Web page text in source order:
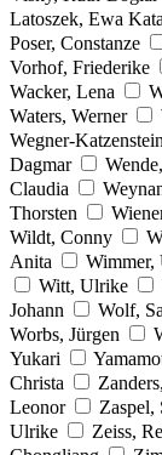
Latoszek, Ewa
Poser, Constanze
Vorhof, Friederike
Wacker, Lena
Waters, Werner
Wegner-
Dagmar
Claudia
Thorsten
Wildt, Conny
Anita
Wimmer,
Witt, Ulrike
Johann
Wolf,
Worbs, Jürgen
Yukari
Christa
Leonor
Zaspel,
Ulrike
Zeiss,